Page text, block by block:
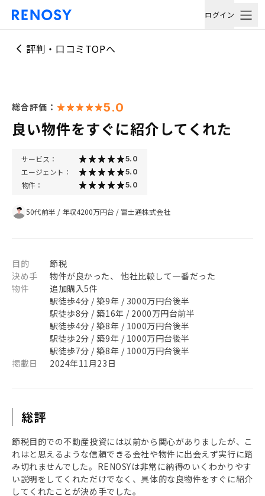
ログイン
評判・口コミTOPへ
総合評価： 5.0
良い物件をすぐに紹介してくれた
サービス： 5.0
エージェント： 5.0
物件： 5.0
50代前半 / 年収4200万円台 / 富士通株式会社
目的
節税
決め手
物件が良かった、 他社比較して一番だった
物件
追加購入5件
駅徒歩4分 / 築9年 / 3000万円台後半
駅徒歩8分 / 築16年 / 2000万円台前半
駅徒歩4分 / 築8年 / 1000万円台後半
駅徒歩2分 / 築9年 / 1000万円台後半
駅徒歩7分 / 築8年 / 1000万円台後半
掲載日
2024年11月23日
総評
節税目的での不動産投資には以前から関心がありましたが、こ
れはと思えるような信頼できる会社や物件に出会えず実行に踏
み切れませんでした。RENOSYは非常に納得のいくわかりやす
い説明をしてくれただけでなく、具体的な良物件をすぐに紹介
してくれたことが決め手でした。